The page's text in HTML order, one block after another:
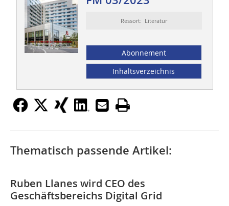
Ressort: Literatur
Abonnement
Inhaltsverzeichnis
Thematisch passende Artikel:
Ruben Llanes wird CEO des
Geschäftsbereichs Digital Grid